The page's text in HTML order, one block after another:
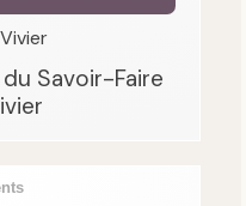
Savoir-Faire